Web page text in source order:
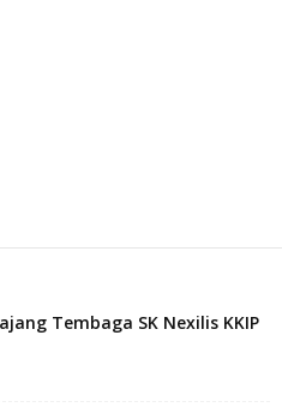
Tembaga SK Nexilis KKIP